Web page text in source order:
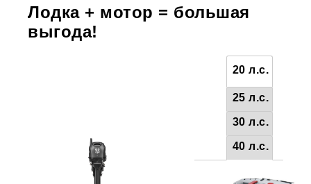
Лодка + мотор = большая
выгода!
20 л.с.
25 л.с.
30 л.с.
40 л.с.